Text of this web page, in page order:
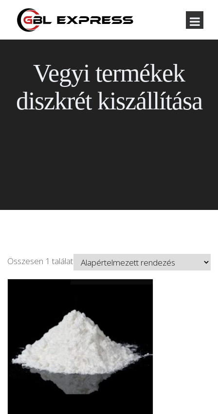
Vegyi termékek
diszkrét kiszállítása
Összesen 1 találat